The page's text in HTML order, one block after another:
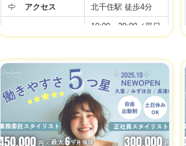
▼歩合給あり
▼交通費支給
度
労働条件などの内容が最新ではない場合があります。
面接時、事業者様に改めてご確認ください。
アクセス 北千住駅 徒歩4分
10:00～20:00／平日
9:00～19:00／土日
10:00〜19:00／アカ
年間休日 99日
月給 24万円
【正社員アシスタン
ト】
◆基本給20万＋選べ